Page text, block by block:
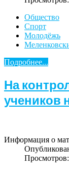
Общество
Спорт
Молодёжь
Подробнее...
На
учеников
Информация о